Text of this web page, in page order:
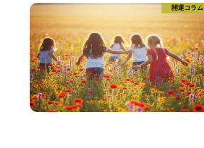
開運コラム